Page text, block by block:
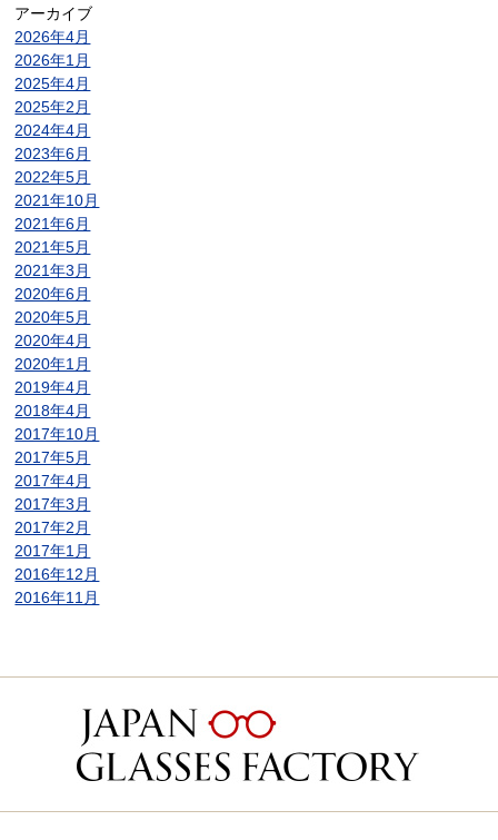
アーカイブ
2026年4月
2026年1月
2025年4月
2025年2月
2024年4月
2023年6月
2022年5月
2021年10月
2021年6月
2021年5月
2021年3月
2020年6月
2020年5月
2020年4月
2020年1月
2019年4月
2018年4月
2017年10月
2017年5月
2017年4月
2017年3月
2017年2月
2017年1月
2016年12月
2016年11月